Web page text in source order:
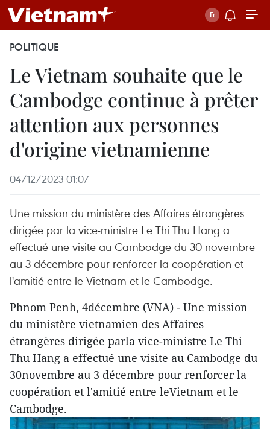
POLITIQUE
Le Vietnam souhaite que le
Cambodge continue à prêter
attention aux personnes
d'origine vietnamienne
04/12/2023 01:07
Une mission du ministère des Affaires étrangères
dirigée par la vice-ministre Le Thi Thu Hang a
effectué une visite au Cambodge du 30 novembre
au 3 décembre pour renforcer la coopération et
l'amitié entre le Vietnam et le Cambodge.
Phnom Penh, 4décembre (VNA) - Une mission
du ministère vietnamien des Affaires
étrangères dirigée parla vice-ministre Le Thi
Thu Hang a effectué une visite au Cambodge du
30novembre au 3 décembre pour renforcer la
coopération et l'amitié entre leVietnam et le
Cambodge.